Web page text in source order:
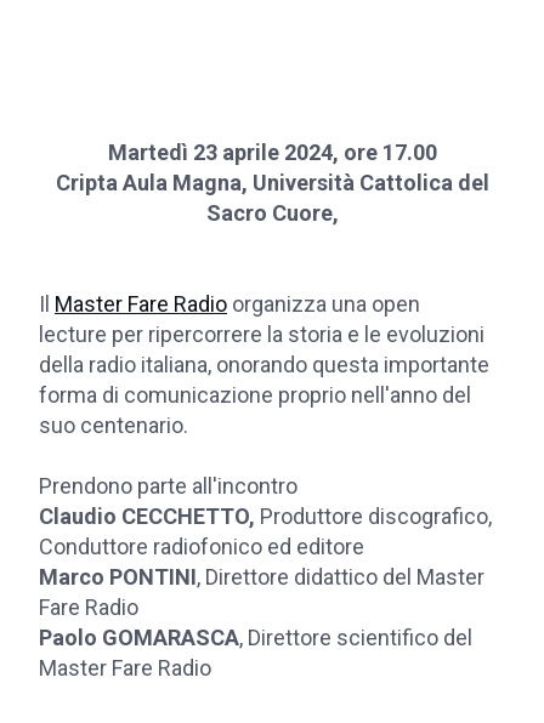
Martedì 23 aprile 2024, ore 17.00
Cripta Aula Magna, Università Cattolica del
Sacro Cuore,
Il Master Fare Radio organizza una open
lecture per ripercorrere la storia e le evoluzioni
della radio italiana, onorando questa importante
forma di comunicazione proprio nell'anno del
suo centenario.
Prendono parte all'incontro
Claudio CECCHETTO, Produttore discografico,
Conduttore radiofonico ed editore
Marco PONTINI, Direttore didattico del Master
Fare Radio
Paolo GOMARASCA, Direttore scientifico del
Master Fare Radio